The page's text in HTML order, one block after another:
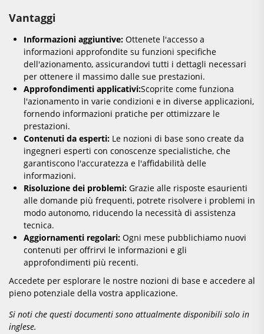
Vantaggi
Informazioni aggiuntive: Ottenete l'accesso a
informazioni approfondite su funzioni specifiche
dell'azionamento, assicurandovi tutti i dettagli necessari
per ottenere il massimo dalle sue prestazioni.
Approfondimenti applicativi:Scoprite come funziona
l'azionamento in varie condizioni e in diverse applicazioni,
fornendo informazioni pratiche per ottimizzare le
prestazioni.
Contenuti da esperti: Le nozioni di base sono create da
ingegneri esperti con conoscenze specialistiche, che
garantiscono l'accuratezza e l'affidabilità delle
informazioni.
Risoluzione dei problemi: Grazie alle risposte esaurienti
alle domande più frequenti, potrete risolvere i problemi in
modo autonomo, riducendo la necessità di assistenza
tecnica.
Aggiornamenti regolari: Ogni mese pubblichiamo nuovi
contenuti per offrirvi le informazioni e gli
approfondimenti più recenti.
Accedete per esplorare le nostre nozioni di base e accedere al
pieno potenziale della vostra applicazione.
Si noti che questi documenti sono attualmente disponibili solo in
inglese.